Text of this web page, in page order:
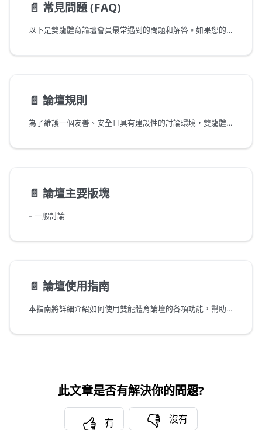
📄️ 常見問題 (FAQ)
以下是雙龍體育論壇會員最常遇到的問題和解答。如果您的問題不在此列表中，歡迎在站務公告版塊提出。
📄️ 論壇規則
為了維護一個友善、安全且具有建設性的討論環境，雙龍體育論壇制定了以下規則。所有會員都應該遵守這些規則，共同建立一個優質的社群。
📄️ 論壇主要版塊
- 一般討論
📄️ 論壇使用指南
本指南將詳細介紹如何使用雙龍體育論壇的各項功能，幫助您快速上手並充分利用論壇的所有特色。
此文章是否有解決你的問題?
有 沒有